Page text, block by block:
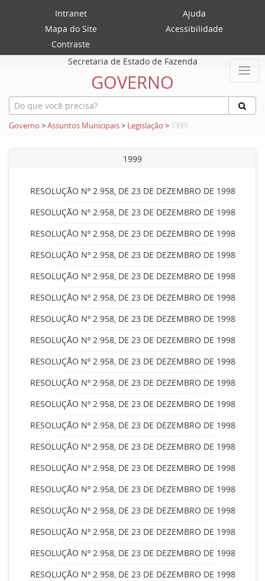
Intranet
Ajuda
Mapa do Site
Acessibilidade
Contraste
Secretaria de Estado de Fazenda
GOVERNO
Governo >Assuntos Municipais> Legislação > 1999
1999
RESOLUÇÃO Nº 2.958, DE 23 DE DEZEMBRO DE 1998
RESOLUÇÃO Nº 2.958, DE 23 DE DEZEMBRO DE 1998
RESOLUÇÃO Nº 2.958, DE 23 DE DEZEMBRO DE 1998
RESOLUÇÃO Nº 2.958, DE 23 DE DEZEMBRO DE 1998
RESOLUÇÃO Nº 2.958, DE 23 DE DEZEMBRO DE 1998
RESOLUÇÃO Nº 2.958, DE 23 DE DEZEMBRO DE 1998
RESOLUÇÃO Nº 2.958, DE 23 DE DEZEMBRO DE 1998
RESOLUÇÃO Nº 2.958, DE 23 DE DEZEMBRO DE 1998
RESOLUÇÃO Nº 2.958, DE 23 DE DEZEMBRO DE 1998
RESOLUÇÃO Nº 2.958, DE 23 DE DEZEMBRO DE 1998
RESOLUÇÃO Nº 2.958, DE 23 DE DEZEMBRO DE 1998
RESOLUÇÃO Nº 2.958, DE 23 DE DEZEMBRO DE 1998
RESOLUÇÃO Nº 2.958, DE 23 DE DEZEMBRO DE 1998
RESOLUÇÃO Nº 2.958, DE 23 DE DEZEMBRO DE 1998
RESOLUÇÃO Nº 2.958, DE 23 DE DEZEMBRO DE 1998
RESOLUÇÃO Nº 2.958, DE 23 DE DEZEMBRO DE 1998
RESOLUÇÃO Nº 2.958, DE 23 DE DEZEMBRO DE 1998
RESOLUÇÃO Nº 2.958, DE 23 DE DEZEMBRO DE 1998
RESOLUÇÃO Nº 2.958, DE 23 DE DEZEMBRO DE 1998